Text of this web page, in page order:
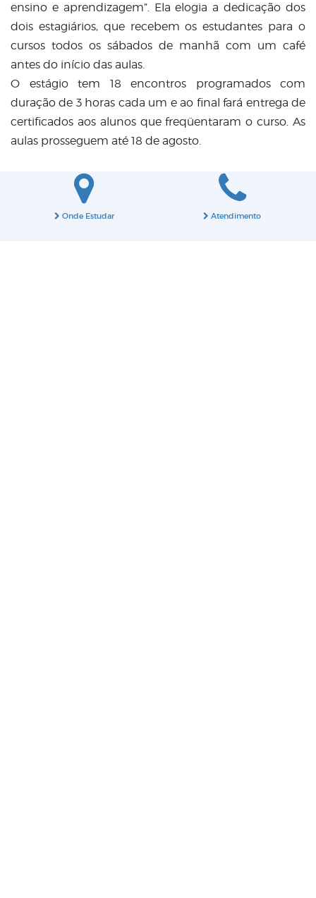
ensino e aprendizagem”. Ela elogia a dedicação dos
dois estagiários, que recebem os estudantes para o
cursos todos os sábados de manhã com um café
antes do início das aulas.
O estágio tem 18 encontros programados com
duração de 3 horas cada um e ao final fará entrega de
certificados aos alunos que freqüentaram o curso. As
aulas prosseguem até 18 de agosto.
Onde Estudar Atendimento